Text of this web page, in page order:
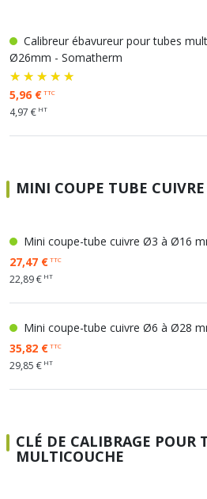
Calibreur ébavureur pour tubes
Ø26mm - Somatherm
5,96 €TTC
4,97 € HT
MINI COUPE TUBE
Mini coupe-tube cuivre Ø3 à Ø16
27,47 €TTC
22,89 € HT
Mini coupe-tube cuivre Ø6 à Ø28
35,82 €TTC
29,85 € HT
CLÉ DE CALIBRAGE POUR
MULTICOUCHE